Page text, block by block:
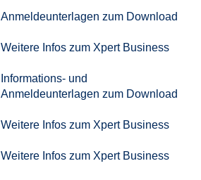
Anmeldeunterlagen zum Download
Weitere Infos zum Xpert Business
Informations- und
Anmeldeunterlagen zum Download
Weitere Infos zum Xpert Business
Weitere Infos zum Xpert Business